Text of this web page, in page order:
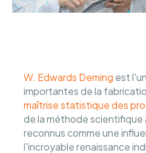
W. Edwards Deming est
importantes de la
maîtrise statistique des
de la méthode scientifique
reconnus comme une
l'incroyable renaissance